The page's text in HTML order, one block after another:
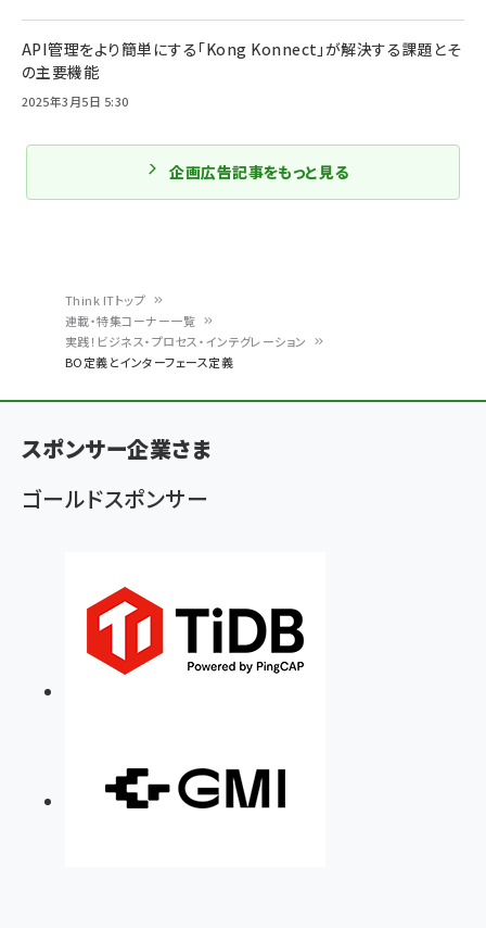
く
ず
Think ITトップ
連載・特集コーナー一覧
実践！ビジネス・プロセス・インテグレーション
BO定義とインターフェース定義
API管理をより簡単にする「Kong Konnect」が解決する課題とそ
の主要機能
2025年3月5日 5:30
企画広告記事をもっと見る
スポンサー企業さま
ゴールドスポンサー